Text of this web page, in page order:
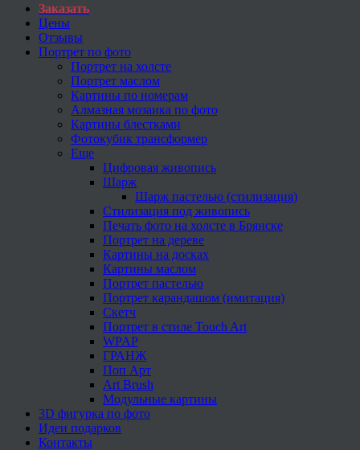
Заказать
Цены
Отзывы
Портрет по фото
Портрет на холсте
Портрет маслом
Картины по номерам
Алмазная мозаика по фото
Картины блестками
Фотокубик трансформер
Еще
Цифровая живопись
Шарж
Шарж пастелью (стилизация)
Стилизация под живопись
Печать фото на холсте в Брянске
Портрет на дереве
Картины на досках
Картины маслом
Портрет пастелью
Портрет карандашом (имитация)
Скетч
Портрет в стиле Touch Art
WPAP
ГРАНЖ
Поп Арт
Art Brush
Модульные картины
3D фигурка по фото
Идеи подарков
Контакты